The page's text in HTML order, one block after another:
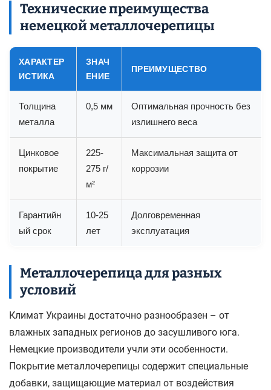
Технические преимущества
немецкой металлочерепицы
ХАРАКТЕР
ИСТИКА
ЗНАЧ
ЕНИЕ
ПРЕИМУЩЕСТВО
Толщина
металла
0,5 мм
Оптимальная прочность без
излишнего веса
Цинковое
покрытие
225-
275 г/
м²
Максимальная защита от
коррозии
Гарантийн
ый срок
10-25
лет
Долговременная
эксплуатация
Металлочерепица для разных
условий
Климат Украины достаточно разнообразен – от
влажных западных регионов до засушливого юга.
Немецкие производители учли эти особенности.
Покрытие металлочерепицы содержит специальные
добавки, защищающие материал от воздействия